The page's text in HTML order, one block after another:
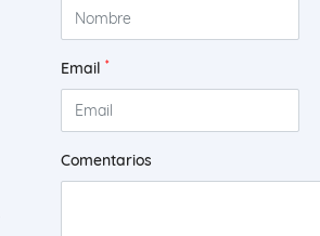
Email *
Comentarios